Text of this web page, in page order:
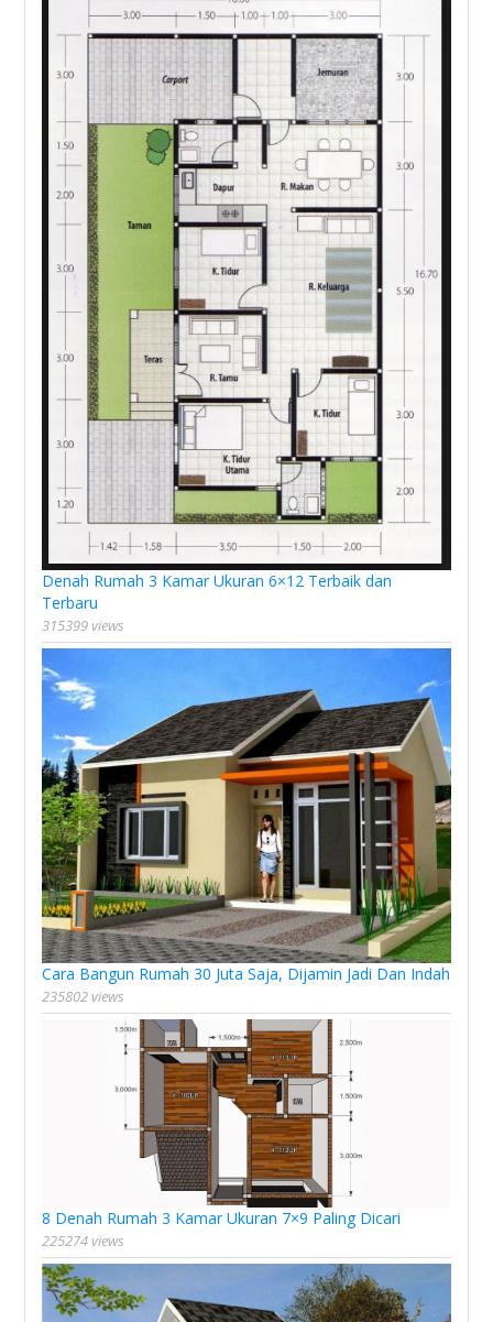
Denah Rumah 3 Kamar Ukuran 6×12 Terbaik dan
Terbaru
315399 views
Cara Bangun Rumah 30 Juta Saja, Dijamin Jadi Dan Indah
235802 views
8 Denah Rumah 3 Kamar Ukuran 7×9 Paling Dicari
225274 views